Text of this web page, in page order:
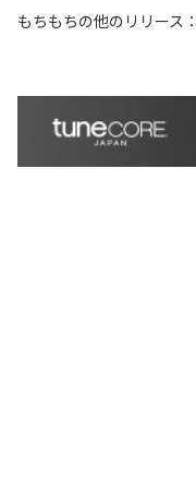
もちもちの他のリリース：